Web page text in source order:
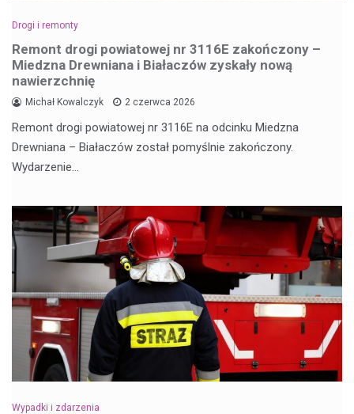
Drogi i remonty
Remont drogi powiatowej nr 3116E zakończony –
Miedzna Drewniana i Białaczów zyskały nową
nawierzchnię
Michał Kowalczyk 2 czerwca 2026
Remont drogi powiatowej nr 3116E na odcinku Miedzna
Drewniana – Białaczów został pomyślnie zakończony.
Wydarzenie…
Wypadki i zdarzenia